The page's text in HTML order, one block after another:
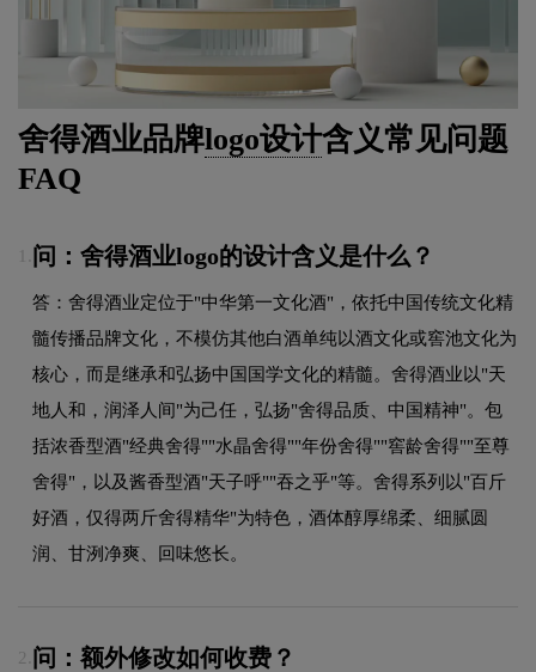
舍得酒业品牌logo设计含义常见问题
FAQ
问：舍得酒业logo的设计含义是什么？
答：舍得酒业定位于"中华第一文化酒"，依托中国传统文化精
髓传播品牌文化，不模仿其他白酒单纯以酒文化或窖池文化为
核心，而是继承和弘扬中国国学文化的精髓。舍得酒业以"天
地人和，润泽人间"为己任，弘扬"舍得品质、中国精神"。包
括浓香型酒"经典舍得""水晶舍得""年份舍得""窖龄舍得""至尊
舍得"，以及酱香型酒"天子呼""吞之乎"等。舍得系列以"百斤
好酒，仅得两斤舍得精华"为特色，酒体醇厚绵柔、细腻圆
润、甘洌净爽、回味悠长。
2. 问：额外修改如何收费？